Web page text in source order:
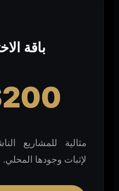
باقة
مثالية للمشاريع
لإثبات وجودها المحلي.